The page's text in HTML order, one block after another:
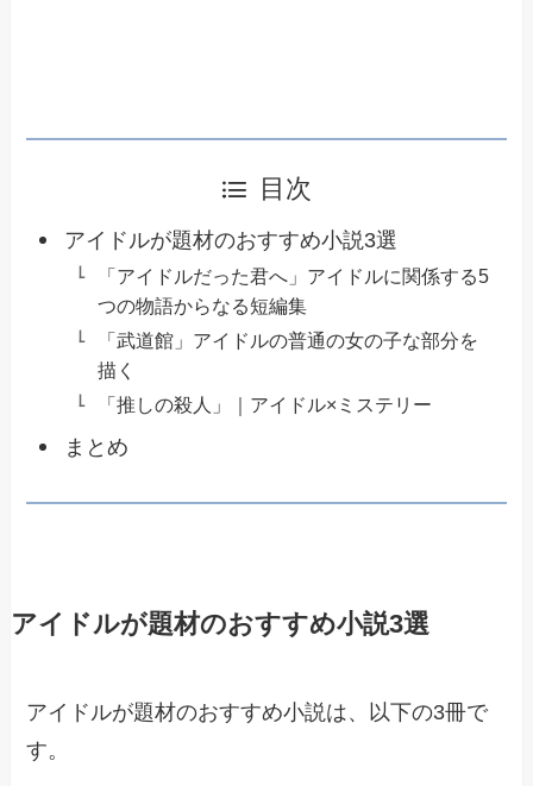
目次
アイドルが題材のおすすめ小説3選
「アイドルだった君へ」アイドルに関係する5
つの物語からなる短編集
「武道館」アイドルの普通の女の子な部分を
描く
「推しの殺人」｜アイドル×ミステリー
まとめ
アイドルが題材のおすすめ小説3選
アイドルが題材のおすすめ小説は、以下の3冊で
す。